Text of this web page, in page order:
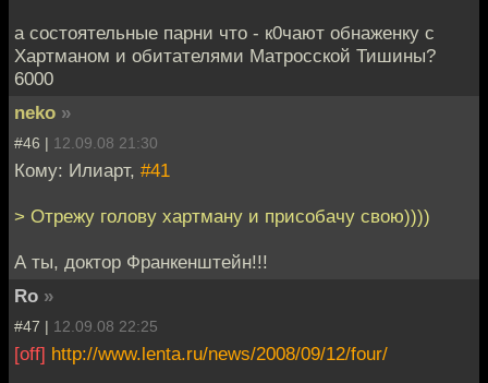
а состоятельные парни что - к0чают обнаженку с
Хартманом и обитателями Матросской Тишины?
6000
neko »
#46 | 12.09.08 21:30
Кому: Илиарт, #41
> Отрежу голову хартману и присобачу свою))))
А ты, доктор Франкенштейн!!!
Ro »
#47 | 12.09.08 22:25
[off] http://www.lenta.ru/news/2008/09/12/four/